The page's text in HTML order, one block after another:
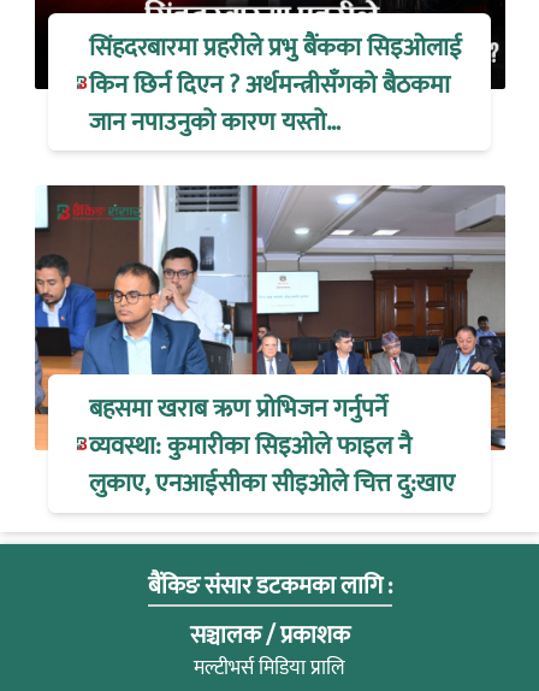
सिंहदरबारमा प्रहरीले प्रभु बैंकका सिइओलाई
किन छिर्न दिएन ? अर्थमन्त्रीसँगको बैठकमा
जान नपाउनुको कारण यस्तो…
बहसमा खराब ऋण प्रोभिजन गर्नुपर्ने
व्यवस्था: कुमारीका सिइओले फाइल नै
लुकाए, एनआईसीका सीइओले चित्त दु:खाए
बैंकिङ संसार डटकमका लागि :
सञ्चालक / प्रकाशक
मल्टीभर्स मिडिया प्रालि